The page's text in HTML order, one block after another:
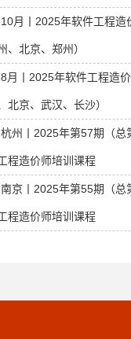
月丨2025年软件工程造
、北京、郑州）
月丨2025年软件工程造
北京、武汉、长沙）
州丨2025年第57期（总
程造价师培训课程
京丨2025年第55期（总
程造价师培训课程